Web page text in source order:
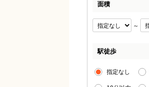
面積
～
駅徒歩
指定なし